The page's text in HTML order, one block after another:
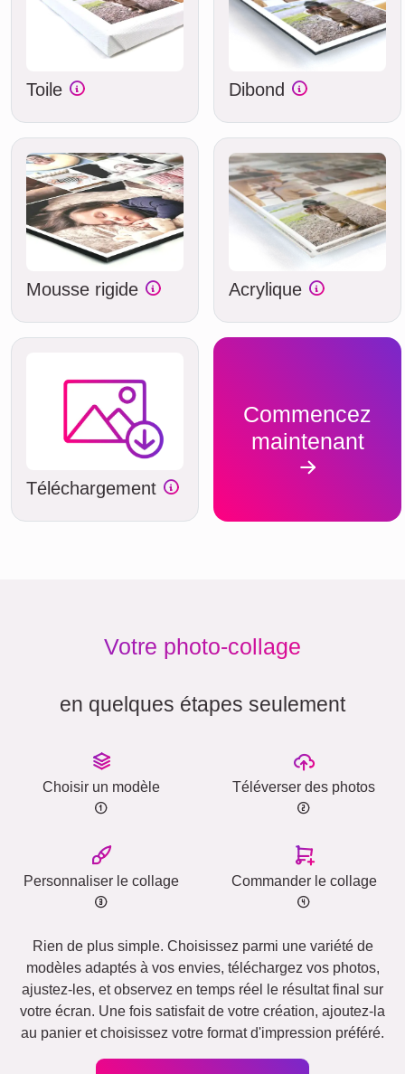
Toile Dibond
Mousse rigide Acrylique
Téléchargement
Commencez
maintenant
Votre photo-collage
en quelques étapes seulement
Choisir un modèle Téléverser des photos
Personnaliser le collage Commander le collage
Rien de plus simple. Choisissez parmi une variété de
modèles adaptés à vos envies, téléchargez vos photos,
ajustez-les, et observez en temps réel le résultat final sur
votre écran. Une fois satisfait de votre création, ajoutez-la
au panier et choisissez votre format d'impression préféré.